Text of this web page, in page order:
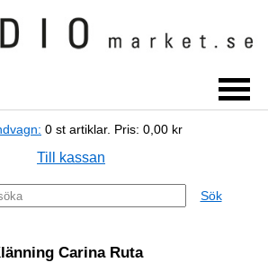
0 st artiklar. Pris: 0,00 kr
Till kassan
Sök
Carina Ruta